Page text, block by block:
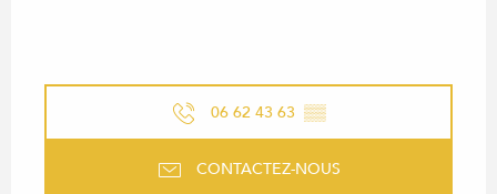
06 62 43 63 ▒▒
CONTACTEZ-NOUS